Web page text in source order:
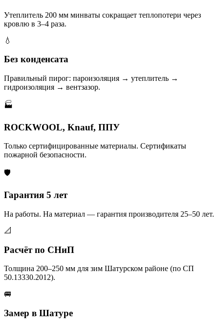
Утеплитель 200 мм минваты сокращает теплопотери через
кровлю в 3–4 раза.
💧
Без конденсата
Правильный пирог: пароизоляция → утеплитель →
гидроизоляция → вентзазор.
🏭
ROCKWOOL, Knauf, ППУ
Только сертифицированные материалы. Сертификаты
пожарной безопасности.
🛡️
Гарантия 5 лет
На работы. На материал — гарантия производителя 25–50 лет.
📐
Расчёт по СНиП
Толщина 200–250 мм для зим Шатурском районе (по СП
50.13330.2012).
🚐
Замер в Шатуре